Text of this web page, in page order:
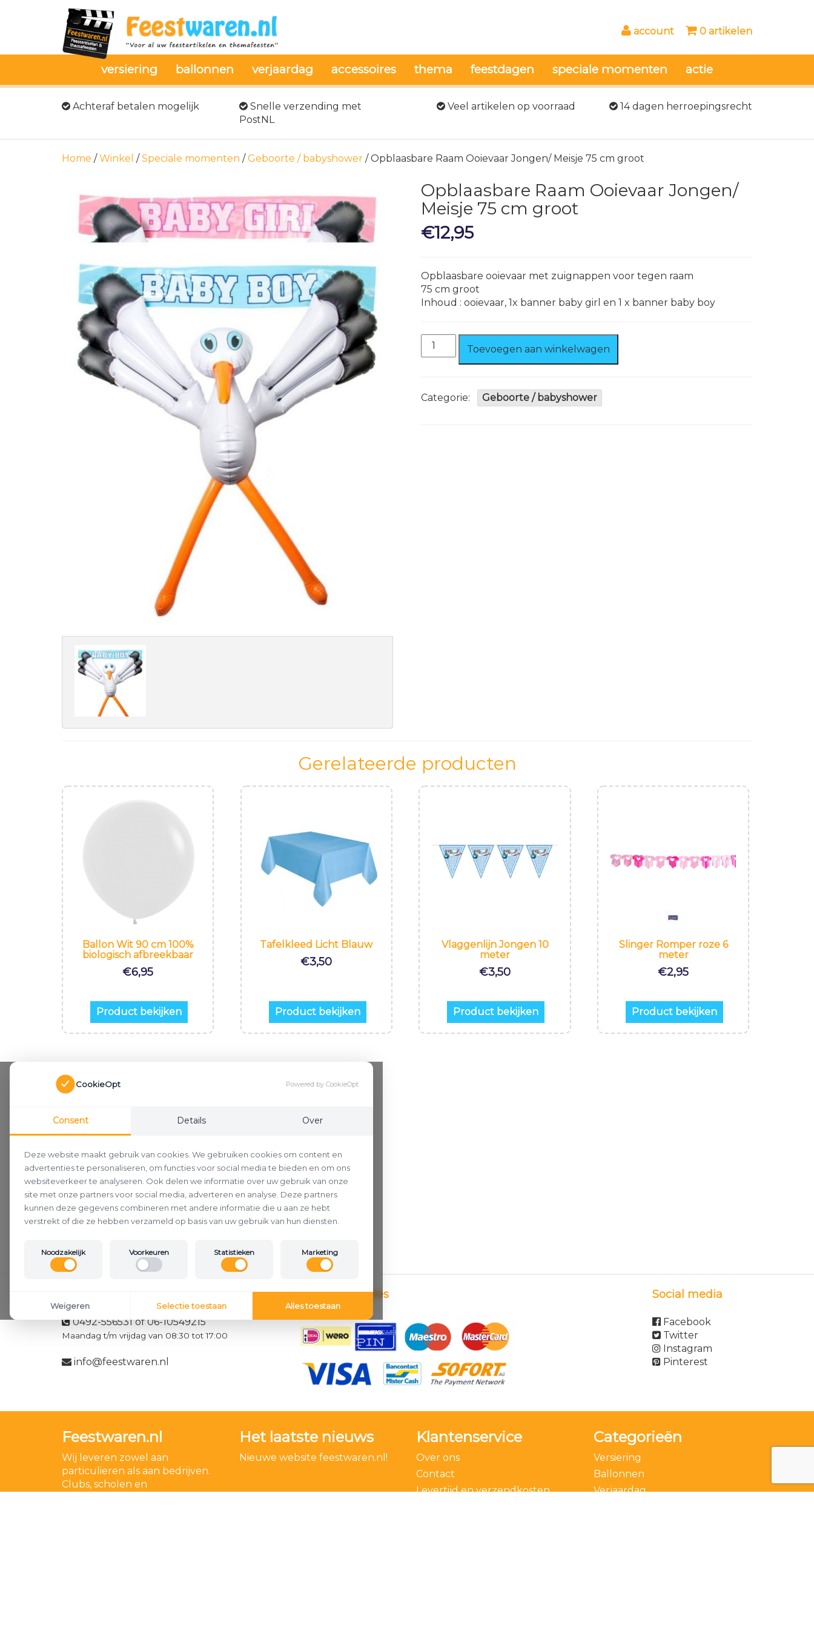
account 0 artikelen
versiering ballonnen verjaardag accessoires thema feestdagen speciale momenten actie
Achteraf betalen mogelijk
Snelle verzending met
PostNL
Veel artikelen op voorraad 14 dagen herroepingsrecht
Home /Winkel /Speciale momenten /Geboorte / babyshower / Opblaasbare Raam Ooievaar Jongen/ Meisje 75 cm groot
Opblaasbare Raam Ooievaar Jongen/
Meisje 75 cm groot
€12,95
Opblaasbare ooievaar met zuignappen voor tegen raam
75 cm groot
Inhoud : ooievaar, 1x banner baby girl en 1 x banner baby boy
Opblaasbare
Ooievaar
Meisje
Toevoegen aan winkelwagen
Categorie: Geboorte / babyshower
Gerelateerde producten
Ballon Wit 90 cm 100%
biologisch afbreekbaar
€6,95
Product bekijken
Tafelkleed Licht Blauw
€3,50
Product bekijken
Vlaggenlijn Jongen 10
meter
€3,50
Product bekijken
Slinger Romper roze 6
meter
€2,95
Product bekijken
0492-556531 of 06-10549215
Maandag t/m vrijdag van 08:30 tot 17:00
info@feestwaren.nl
Betaalmethodes Social media
Facebook
Twitter
Instagram
Pinterest
Feestwaren.nl
Wij leveren zowel aan
particulieren als aan bedrijven.
Clubs, scholen en
Het laatste nieuws
Nieuwe website feestwaren.nl!
Klantenservice
Over ons
Contact
Levertijd en verzendkosten
Categorieën
Versiering
Ballonnen
Verjaardag
CookieOpt Powered by CookieOpt
Consent Details Over
Deze website maakt gebruik van cookies. We gebruiken cookies om content en
advertenties te personaliseren, om functies voor social media te bieden en om ons
websiteverkeer te analyseren. Ook delen we informatie over uw gebruik van onze
site met onze partners voor social media, adverteren en analyse. Deze partners
kunnen deze gegevens combineren met andere informatie die u aan ze hebt
verstrekt of die ze hebben verzameld op basis van uw gebruik van hun diensten.
Noodzakelijk Voorkeuren Statistieken Marketing
Weigeren Selectie toestaan Alles toestaan